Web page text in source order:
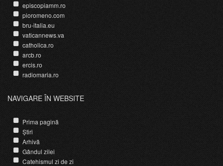
episcopiamm.ro
pioromeno.com
bru-italia.eu
vaticannews.va
catholica.ro
arcb.ro
ercis.ro
radiomaria.ro
NAVIGARE ÎN WEBSITE
Prima pagină
Știri
Arhivă
Gândul zilei
Catehismul zi de zi